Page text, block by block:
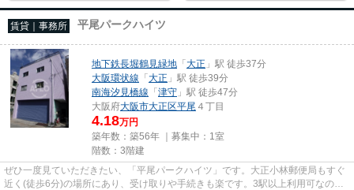
賃貸｜事務所 平尾パークハイツ
地下鉄長堀鶴見緑地 「大正 」駅 徒歩37分
大阪環状線 「大正 」駅 徒歩39分
南海汐見橋線 「津守 」駅 徒歩47分
大阪府大阪市大正区平尾 ４丁目
4.18万円
築年数：築56年 ｜募集中： 1室
階数：3階建
ぜひ一度見ていただきたい、「平尾パークハイツ」です。大正小林郵便局もすぐ
近く(徒歩6分)の場所にあり、受け取りや手続きも楽です。3駅以上利用可なので